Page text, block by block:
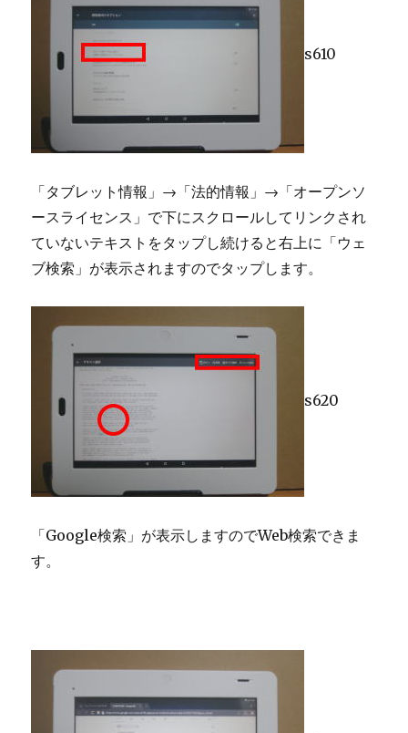
s610
「タブレット情報」→「法的情報」→「オープンソ
ースライセンス」で下にスクロールしてリンクされ
ていないテキストをタップし続けると右上に「ウェ
ブ検索」が表示されますのでタップします。
s620
「Google検索」が表示しますのでWeb検索できま
す。